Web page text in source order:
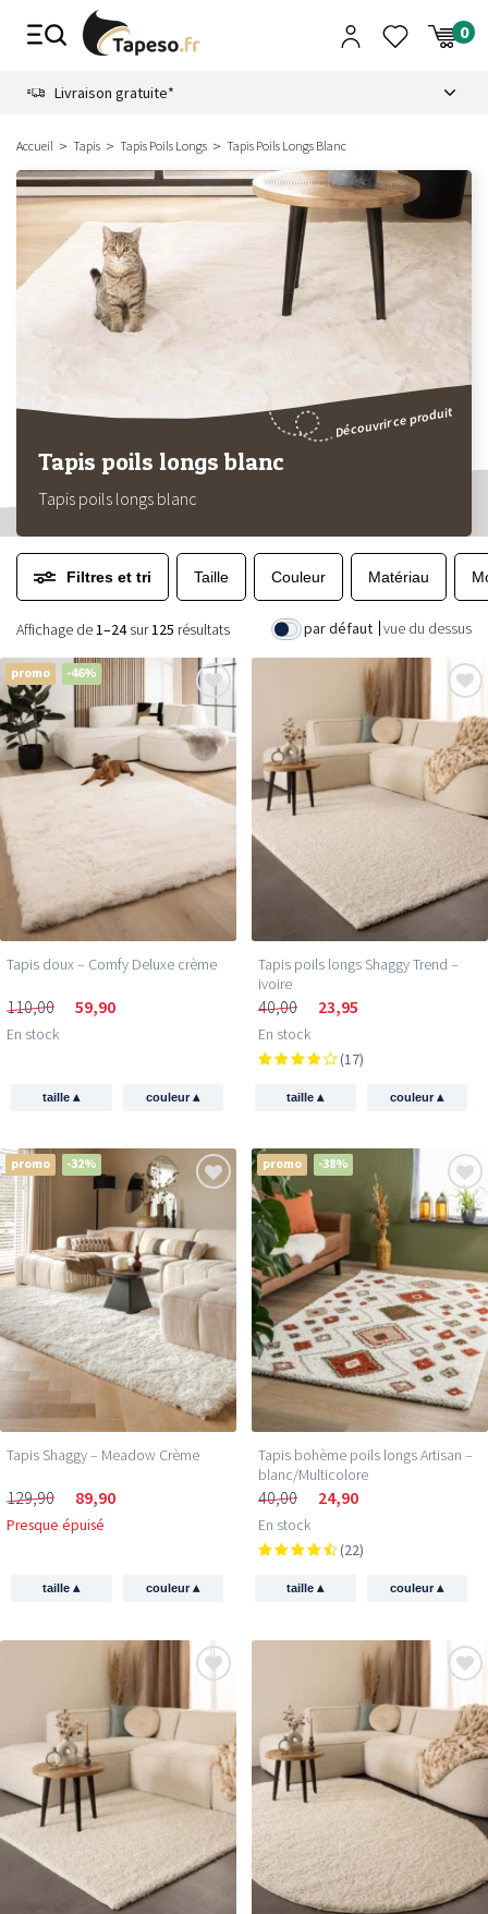
Livraison gratuite*
Accueil Tapis Tapis Poils Longs Tapis Poils Longs Blanc
Tapis poils longs blanc
Tapis poils longs blanc
Découvrir ce produit
Filtres et tri Taille Couleur Matériau
par défaut vue du dessus
Affichage de1–24sur125 résultats
promo -46%
Tapis doux – Comfy Deluxe crème
110,00 59,90
En stock
taille▴ couleur▴
Tapis poils longs Shaggy Trend –
ivoire
40,00 23,95
En stock
(17)
taille▴ couleur▴
promo -32%
Tapis Shaggy – Meadow Crème
129,90 89,90
Presque épuisé
taille▴ couleur▴
promo -38%
Tapis bohème poils longs Artisan –
blanc/Multicolore
40,00 24,90
En stock
(22)
taille▴ couleur▴